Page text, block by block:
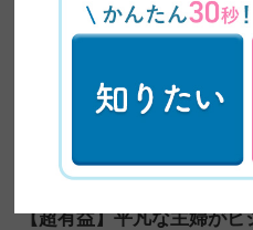
【超有益】平凡な主婦が